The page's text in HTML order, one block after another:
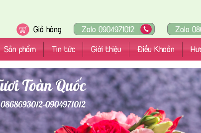
Giỏ hàng Zalo 0904971012 Zalo
Sản phẩm Tin tức Giới thiệu Điều Khoản